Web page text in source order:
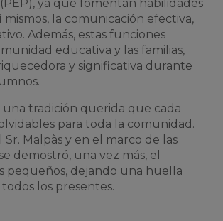
ya que fomentan habilidades
la comunicación efectiva,
Además, estas funciones
educativa y las familias,
y significativa durante
una tradición querida que cada
para toda la comunidad.
Sr. Malpàs y en el marco de las
demostró, una vez más, el
pequeños, dejando una huella
los presentes.